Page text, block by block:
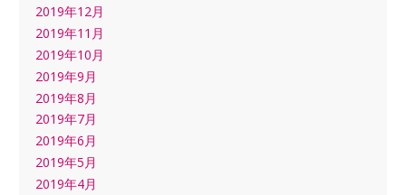
2019年12月
2019年11月
2019年10月
2019年9月
2019年8月
2019年7月
2019年6月
2019年5月
2019年4月